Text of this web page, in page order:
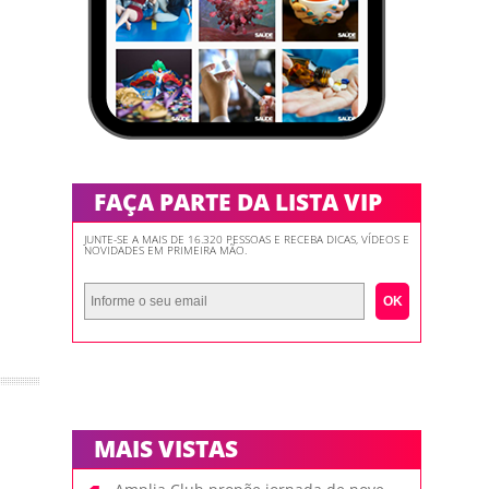
FAÇA PARTE DA LISTA VIP
JUNTE-SE A MAIS DE 16.320 PESSOAS E RECEBA DICAS, VÍDEOS E
NOVIDADES EM PRIMEIRA MÃO.
OK
MAIS VISTAS